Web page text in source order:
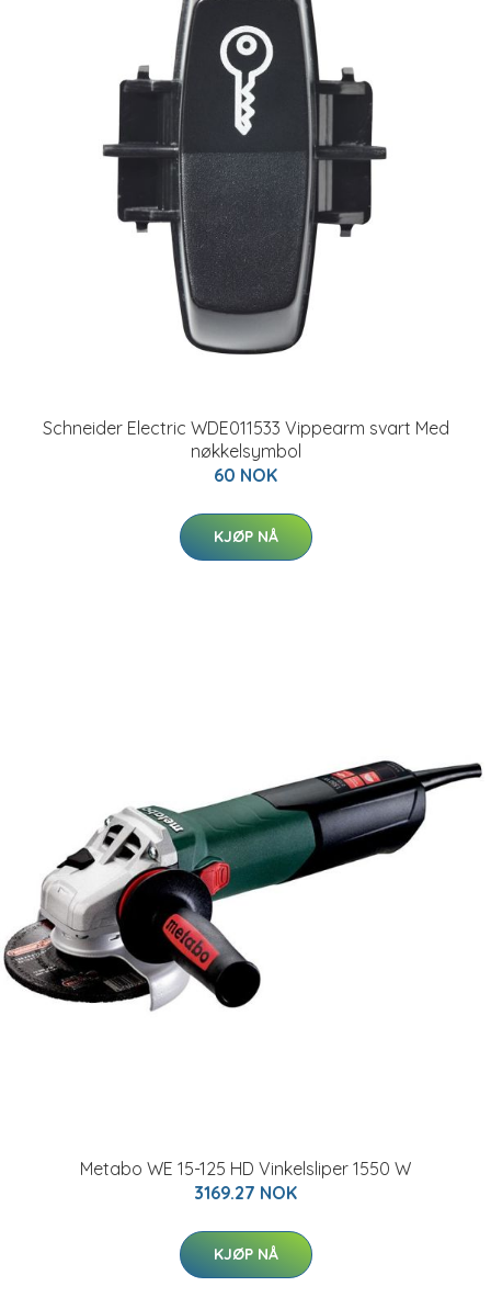
Schneider Electric WDE011533 Vippearm svart Med
nøkkelsymbol
60 NOK
KJØP NÅ
Metabo WE 15-125 HD Vinkelsliper 1550 W
3169.27 NOK
KJØP NÅ